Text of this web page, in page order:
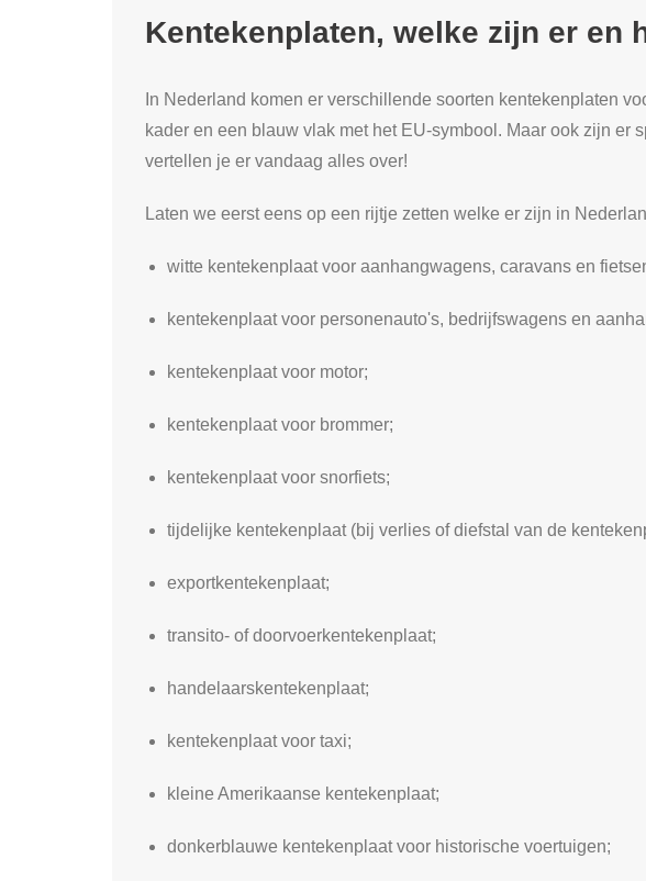
Kentekenplaten, welke zijn er en
In Nederland komen er verschillende soorten kentekenplaten
kader en een blauw vlak met het EU-symbool. Maar ook zijn
vertellen je er vandaag alles over!
Laten we eerst eens op een rijtje zetten welke er zijn in
witte kentekenplaat voor aanhangwagens, caravans en
kentekenplaat voor personenauto's, bedrijfswagens en
kentekenplaat voor motor;
kentekenplaat voor brommer;
kentekenplaat voor snorfiets;
tijdelijke kentekenplaat (bij verlies of diefstal van de
exportkentekenplaat;
transito- of doorvoerkentekenplaat;
handelaarskentekenplaat;
kentekenplaat voor taxi;
kleine Amerikaanse kentekenplaat;
donkerblauwe kentekenplaat voor historische voertuigen;